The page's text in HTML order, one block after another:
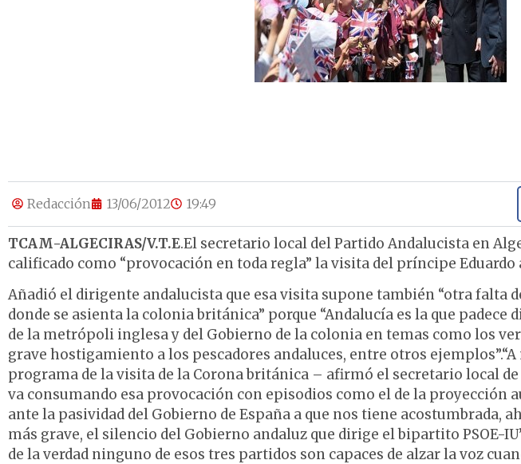
Redacción 13/06/2012 19:49
TCAM-ALGECIRAS/V.T.E.El secretario local del Partido Andalucista en
calificado como “provocación en toda regla” la visita del príncipe Eduardo
Añadió el dirigente andalucista que esa visita supone también “otra falta
donde se asienta la colonia británica” porque “Andalucía es la que
de la metrópoli inglesa y del Gobierno de la colonia en temas como los
grave hostigamiento a los pescadores andaluces, entre otros
programa de la visita de la Corona británica – afirmó el secretario local
va consumando esa provocación con episodios como el de la proyección
ante la pasividad del Gobierno de España a que nos tiene acostumbrada,
más grave, el silencio del Gobierno andaluz que dirige el bipartito PSOE-
de la verdad ninguno de esos tres partidos son capaces de alzar la voz